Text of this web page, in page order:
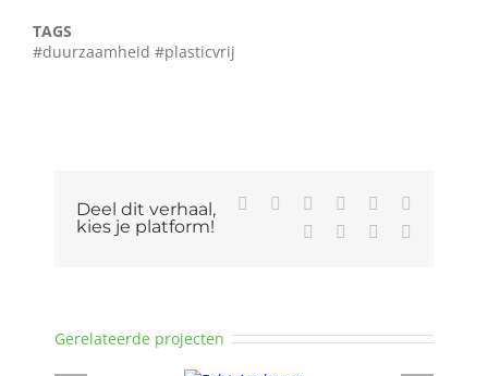
TAGS
#duurzaamheid #plasticvrij
Deel dit verhaal,
kies je platform!
Facebook Reddit LinkedInWhatsApp
Pinterest
Xing
Gerelateerde projecten